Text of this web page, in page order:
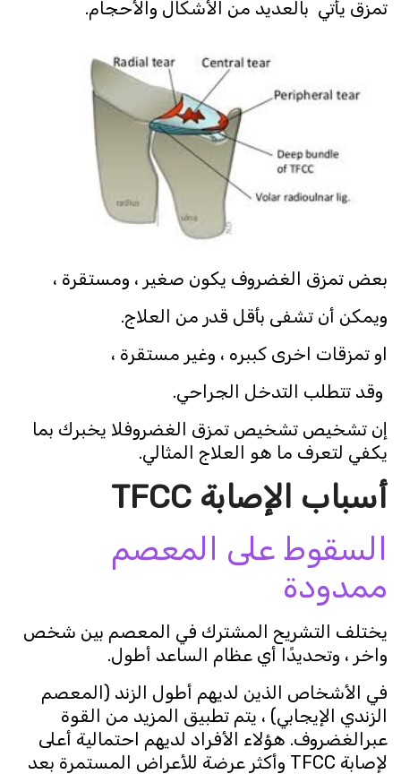
تمزق يأتي بالعديد من الأشكال والأحجام.
بعض تمزق الغضروف يكون صغير ، ومستقرة ،
ويمكن أن تشفى بأقل قدر من العلاج.
او تمزقات اخرى كببره ، وغير مستقرة ،
وقد تتطلب التدخل الجراحي.
إن تشخيص تشخيص تمزق الغضروفلا يخبرك بما
يكفي لتعرف ما هو العلاج المثالي.
أسباب الإصابةTFCC
السقوط على المعصم
ممدودة
يختلف التشريح المشترك في المعصم بين شخص
واخر ، وتحديدًا أي عظام الساعد أطول.
في الأشخاص الذين لديهم أطول الزند (المعصم
الزندي الإيجابي) ، يتم تطبيق المزيد من القوة
عبرالغضروف. هؤلاء الأفراد لديهم احتمالية أعلى
لإصابة TFCC وأكثر عرضة للأعراض المستمرة بعد